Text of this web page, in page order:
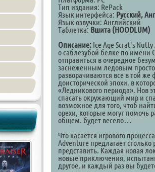
Тип издания: RePack
Язык интерфейса: Русский,
Язык озвучки: Английский
Таблетка: Вшита (HOODLUM)
Описание: Ice Age Scrat's
о саблезубой белке по имени
отправиться в очередное
заснеженным ледовым
разворачиваются все в той
доисторической эпохи. в
«Ледникового периода». Нов
спасать окружающий мир и
возможное для того, чтоб
орехи, которые могут помочь
общем. будет весело…
Что касается игрового
Adventure предлагает столько
представить. Каждая новая
новые приключения,
другое, и каждый раз вы